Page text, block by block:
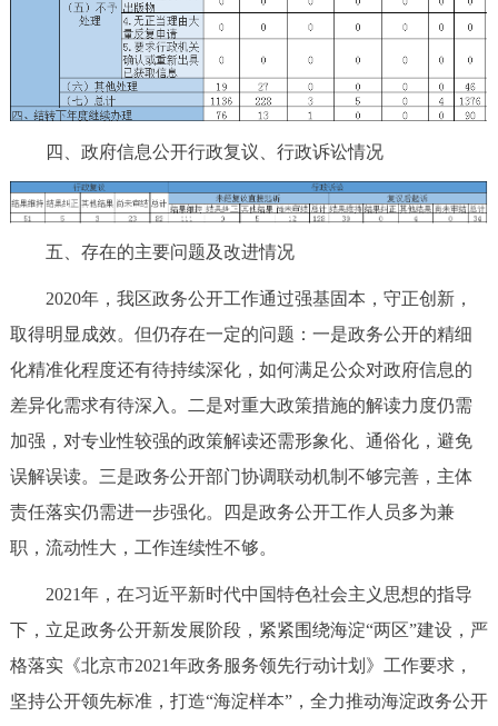
四、政府信息公开行政复议、行政诉讼情况
五、存在的主要问题及改进情况
2020年，我区政务公开工作通过强基固本，守正创新，
取得明显成效。但仍存在一定的问题：一是政务公开的精细
化精准化程度还有待持续深化，如何满足公众对政府信息的
差异化需求有待深入。二是对重大政策措施的解读力度仍需
加强，对专业性较强的政策解读还需形象化、通俗化，避免
误解误读。三是政务公开部门协调联动机制不够完善，主体
责任落实仍需进一步强化。四是政务公开工作人员多为兼
职，流动性大，工作连续性不够。
2021年，在习近平新时代中国特色社会主义思想的指导
下，立足政务公开新发展阶段，紧紧围绕海淀“两区”建设，严
格落实《北京市2021年政务服务领先行动计划》工作要求，
坚持公开领先标准，打造“海淀样本”，全力推动海淀政务公开